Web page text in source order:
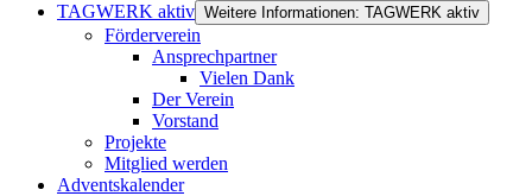
TAGWERK aktiv Weitere Informationen: TAGWERK aktiv
Förderverein
Ansprechpartner
Vielen Dank
Der Verein
Vorstand
Projekte
Mitglied werden
Adventskalender